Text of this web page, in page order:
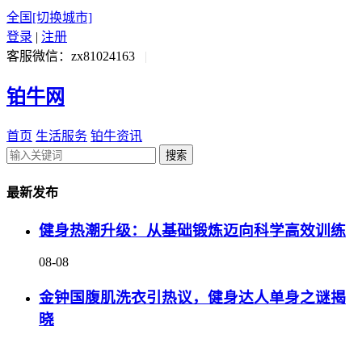
全国 [切换城市]
登录 | 注册
客服微信：zx81024163
|
铂牛网
首页 生活服务 铂牛资讯
搜索
最新发布
健身热潮升级：从基础锻炼迈向科学高效训练
08-08
金钟国腹肌洗衣引热议，健身达人单身之谜揭
晓